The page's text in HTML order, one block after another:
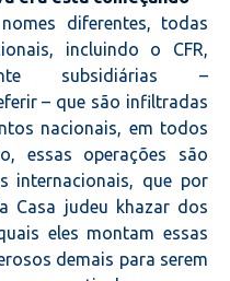
diferentes, todas
incluindo o CFR,
subsidiárias –
– que são infiltradas
nacionais, em todos
essas operações são
internacionais, que por
Casa judeu khazar dos
eles montam essas
demais para serem